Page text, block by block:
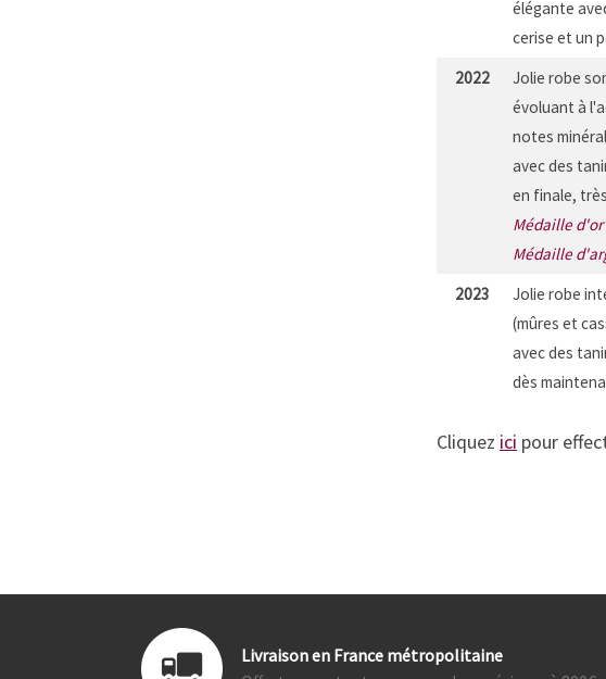
élégante
cerise et un
2022
Jolie robe
évoluant à
notes
avec des
en finale,
Médaille d'or
Médaille
2023
Jolie robe
(mûres et
avec des
dès
Cliquez ici pour
Livraison en France métropolitaine